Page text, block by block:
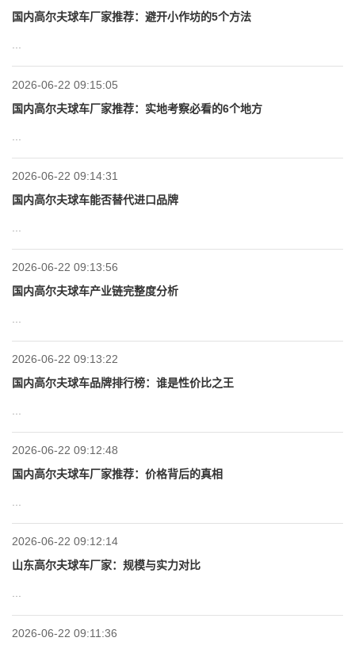
国内高尔夫球车厂家推荐：避开小作坊的5个方法
2026-06-22 09:15:05
国内高尔夫球车厂家推荐：实地考察必看的6个地方
2026-06-22 09:14:31
国内高尔夫球车能否替代进口品牌
2026-06-22 09:13:56
国内高尔夫球车产业链完整度分析
...
2026-06-22 09:13:22
国内高尔夫球车品牌排行榜：谁是性价比之王
2026-06-22 09:12:48
国内高尔夫球车厂家推荐：价格背后的真相
2026-06-22 09:12:14
山东高尔夫球车厂家：规模与实力对比
...
2026-06-22 09:11:36